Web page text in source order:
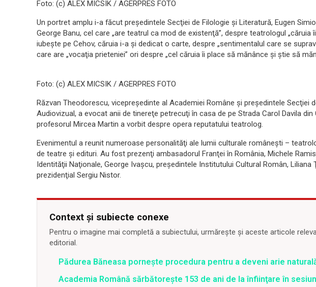
Foto: (c) ALEX MICSIK / AGERPRES FOTO
Un portret amplu i-a făcut preşedintele Secţiei de Filologie şi Literatură, Eugen
George Banu, cel care „are teatrul ca mod de existenţă”, despre teatrologul „căruia
iubeşte pe Cehov, căruia i-a şi dedicat o carte, despre „sentimentalul care se
care are „vocaţia prieteniei” ori despre „cel căruia îi place să mănânce şi ştie să
Foto: (c) ALEX MICSIK / AGERPRES FOTO
Răzvan Theodorescu, vicepreşedinte al Academiei Române şi preşedintele Secţiei
Audiovizual, a evocat anii de tinereţe petrecuţi în casa de pe Strada Carol Davila
profesorul Mircea Martin a vorbit despre opera reputatului teatrolog.
Evenimentul a reunit numeroase personalităţi ale lumii culturale româneşti –
de teatre şi edituri. Au fost prezenţi ambasadorul Franţei în România, Michele
Identităţii Naţionale, George Ivaşcu, preşedintele Institutului Cultural Român, Liliana
prezidenţial Sergiu Nistor.
Context și subiecte conexe
Pentru o imagine mai completă a subiectului, urmărește și aceste articole
editorial.
Pădurea Băneasa pornește procedura pentru a deveni arie
Academia Română sărbătoreşte 153 de ani de la înfiinţare în